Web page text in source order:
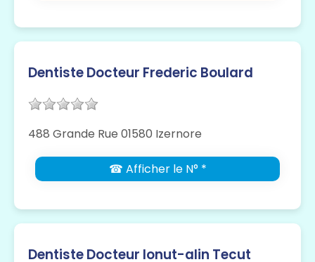
Dentiste Docteur Frederic Boulard
488 Grande Rue 01580 Izernore
☎ Afficher le N° *
Dentiste Docteur Ionut-alin Tecut